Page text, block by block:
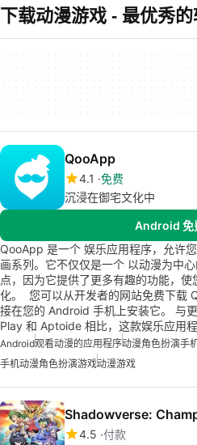
下载动漫游戏 - 最优秀的
QooApp
4.1 免费
沉浸在御宅文化中
Android 免
QooApp 是一个 娱乐应用程序，允许
画系列。它不仅仅是一个 以动漫为中
点，因为它提供了更多有趣的功能，
化。 您可以从开发者的网站免费下载
接在您的 Android 手机上安装它。 与
Play 和 Aptoide 相比，这款娱乐应用
Android观看动漫的应用程序动漫角色扮演手
手机动漫角色扮演游戏动漫游戏
Shadowverse:
4.5 付款